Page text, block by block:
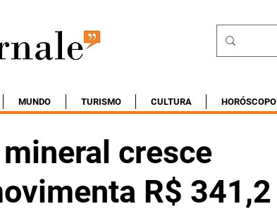
MUNDO TURISMO CULTURA HORÓSCOPO
cresce
R$ 341,2